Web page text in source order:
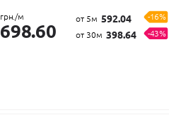
грн./м
698.60
от 5м 592.04
-16%
от 30м 398.64 -43%